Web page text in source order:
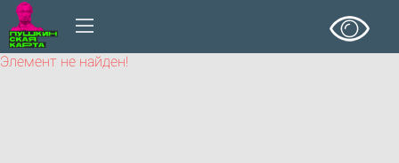
Элемент не найден!